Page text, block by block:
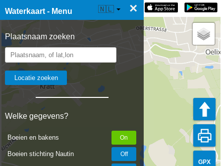
Waterkaart - Menu ×
Plaatsnaam zoeken
Welke gegevens?
Boeien en bakens
Boeien stichting Nautin
☰ Waterkaart Live 🇳🇱
GPX